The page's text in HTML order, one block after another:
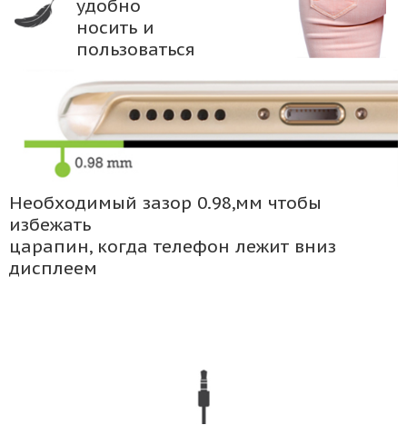
удобно
носить и
пользоваться
Необходимый зазор 0.98,мм чтобы
избежать
царапин, когда телефон лежит вниз
дисплеем